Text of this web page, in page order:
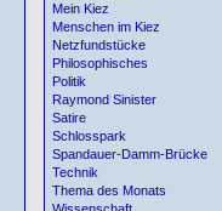
Mein Kiez
Menschen im Kiez
Netzfundstücke
Philosophisches
Politik
Raymond Sinister
Satire
Schlosspark
Spandauer-Damm-Brücke
Technik
Thema des Monats